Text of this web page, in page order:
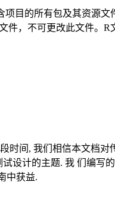
目的所有包及其资源文
件，不可更改此文件。R
时间, 我们相信本文档对
设计的主题. 我 们编写
中获益.